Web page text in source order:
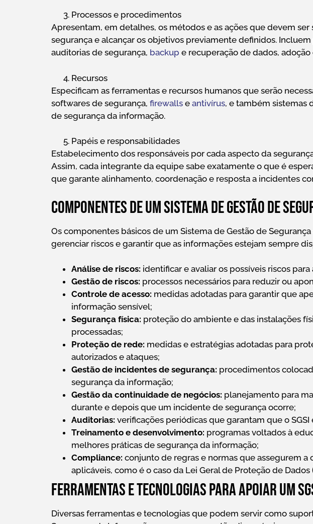
Processos e procedimentos
Apresentam, em detalhes, os métodos e as ações que devem
segurança e alcançar os objetivos previamente definidos.
auditorias de segurança, backup e recuperação de dados,
Recursos
Especificam as ferramentas e recursos humanos que serão
softwares de segurança, firewalls e antivírus, e também sistemas
de segurança da informação.
Papéis e responsabilidades
Estabelecimento dos responsáveis por cada aspecto da
Assim, cada integrante da equipe sabe exatamente o que é
que garante alinhamento, coordenação e resposta a incidentes
Componentes de um Sistema de Gestão de
Os componentes básicos de um Sistema de Gestão de
gerenciar riscos e garantir que as informações estejam sempre
Análise de riscos: identificar e avaliar os possíveis riscos para
Gestão de riscos: processos necessários para reduzir ou
Controle de acesso: medidas adotadas para garantir que
informação sensível;
Segurança física: proteção do ambiente e das instalações
processadas;
Proteção de rede: medidas e estratégias adotadas para
autorizados e ataques;
Gestão de incidentes de segurança: procedimentos
segurança da informação;
Gestão da continuidade de negócios: planejamento para
durante e depois que um incidente de segurança ocorre;
Auditorias: verificações periódicas que garantam que o
Treinamento e desenvolvimento: programas voltados à
melhores práticas de segurança da informação;
Compliance: conjunto de regras e normas que assegurem
aplicáveis, como é o caso da Lei Geral de Proteção de Dados
Ferramentas e tecnologias para apoiar um
Diversas ferramentas e tecnologias que podem servir como